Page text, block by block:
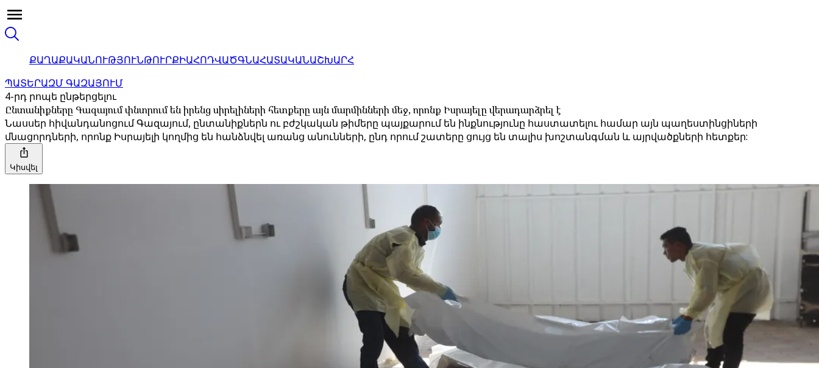
ՔԱՂԱՔԱԿԱՆՈՒԹՅՈՒՆԹՈՒՐՔԻԱՀՈԴՎԱԾԳՆԱՀԱՏԱԿԱՆԱՇԽԱՐՀ
ՊԱՏԵՐԱԶՄ ԳԱԶԱՅՈՒՄ
4-րդ րոպե ընթերցելու
Ընտանիքները Գազայում փնտրում են իրենց սիրելիների հետքերը այն մարմինների մեջ, որոնք Իսրայելը վերադարձրել է
Նասսեր հիվանդանոցում Գազայում, ընտանիքներն ու բժշկական թիմերը պայքարում են ինքնությունը հաստատելու համար այն պաղեստինցիների
մնացորդների, որոնք Իսրայելի կողմից են հանձնվել առանց անունների, ընդ որում շատերը ցույց են տալիս խոշտանգման և այրվածքների հետքեր:
Կիսվել